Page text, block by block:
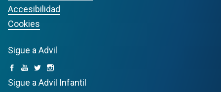
Accesibilidad
Cookies
Sigue a Advil
Sigue a Advil Infantil